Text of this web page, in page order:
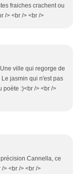
fraiches crachent ou
/> <br /> <br />
ville qui regorge de
jasmin qui n'est pas
poète :)<br /> <br />
Cannella, ce
> <br /> <br />